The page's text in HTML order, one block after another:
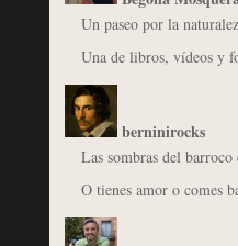
Un paseo por la
Una de libros, vídeos y
berninirocks
Las sombras del barroco
O tienes amor o comes